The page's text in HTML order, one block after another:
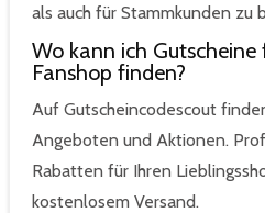
als auch für Stammkunden zu
Wo kann ich
Fanshop finden?
Auf Gutscheincodescout
Angeboten und Aktionen.
Rabatten für Ihren
kostenlosem Versand.